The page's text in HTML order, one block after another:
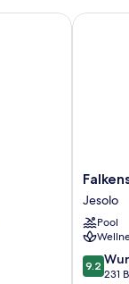
Hotel
&
Spa
Jesolo
Jesolo
Jesolo
Pool
9.2
von
9.2
231